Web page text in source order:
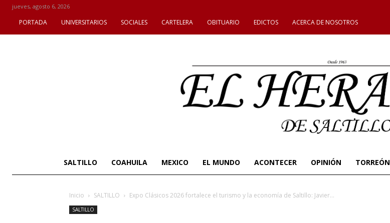
jueves, agosto 6, 2026
PORTADA UNIVERSITARIOS SOCIALES CARTELERA OBITUARIO EDICTOS ACERCA DE NOSOTROS
SALTILLO COAHUILA MEXICO EL MUNDO ACONTECER OPINIÓN TORREÓN
Inicio SALTILLO Expo Clásicos 2026 fortalece el turismo y la economía de Saltillo: Javier...
SALTILLO